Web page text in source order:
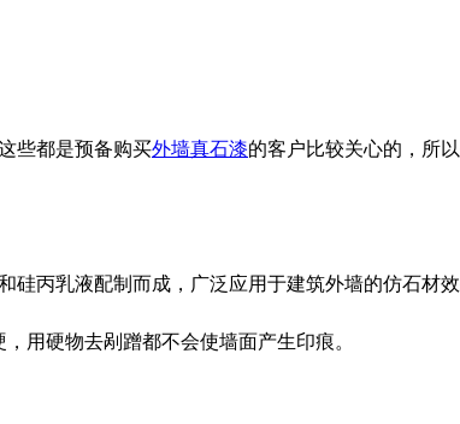
些都是预备购买外墙真石漆的客户比较关心的，所以
丙乳液配制而成，广泛应用于建筑外墙的仿石材
用硬物去剐蹭都不会使墙面产生印痕。